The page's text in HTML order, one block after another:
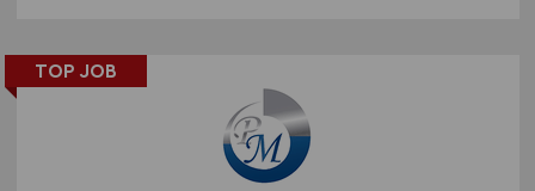
TOP JOB